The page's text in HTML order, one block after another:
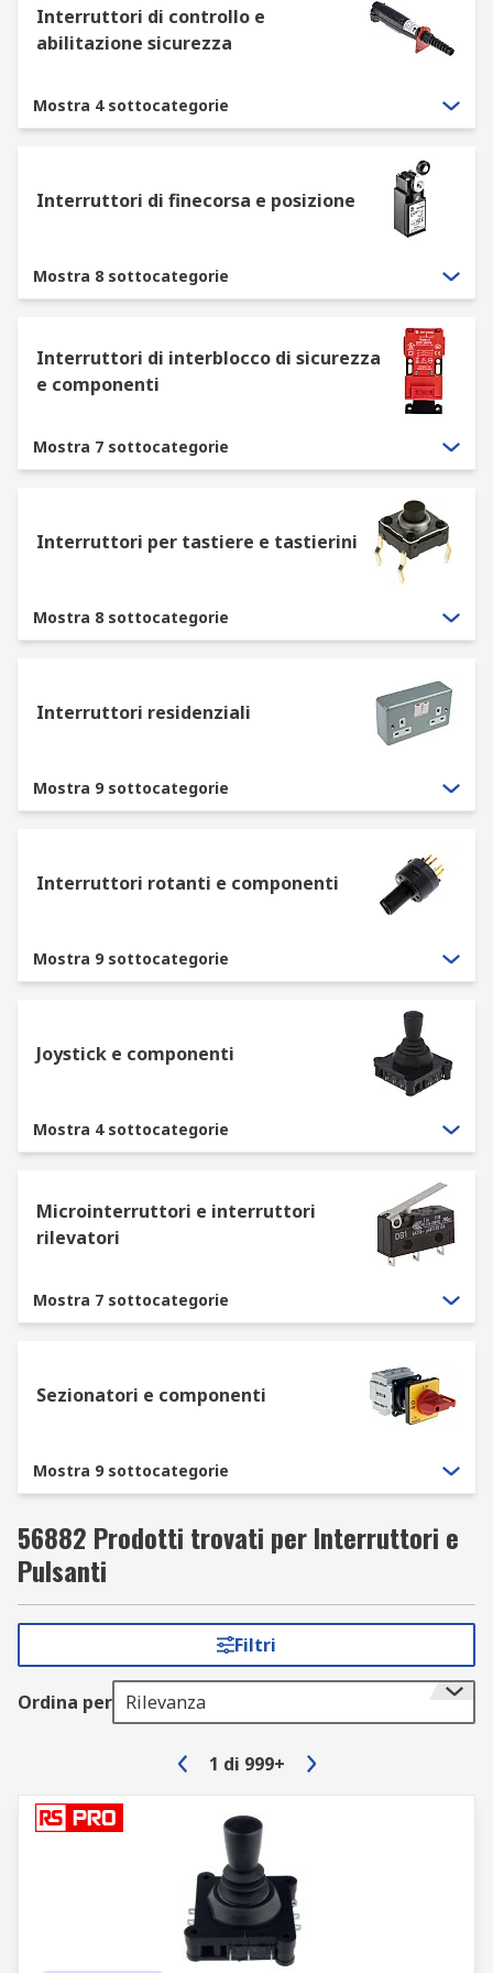
Chiave
Tastiera/tastierini
Microinterruttori
Interruttori di controllo e
abilitazione sicurezza
Mostra 4 sottocategorie
Interruttori di finecorsa e posizione
Mostra 8 sottocategorie
Interruttori di interblocco di sicurezza
e componenti
Mostra 7 sottocategorie
Interruttori per tastiere e tastierini
Mostra 8 sottocategorie
Interruttori residenziali
Mostra 9 sottocategorie
Interruttori rotanti e componenti
Mostra 9 sottocategorie
Joystick e componenti
Mostra 4 sottocategorie
Microinterruttori e interruttori
rilevatori
Mostra 7 sottocategorie
Sezionatori e componenti
Mostra 9 sottocategorie
56882 Prodotti trovati per Interruttori e
Pulsanti
Filtri
Ordina per Rilevanza
1 di 999+